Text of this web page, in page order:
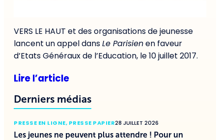
VERS LE HAUT et des organisations de jeunesse
lancent un appel dansLe Parisienen faveur
d’Etats Généraux de l’Education, le 10 juillet 2017.
Lire l’article
Derniers médias
PRESSE EN LIGNE, PRESSE PAPIER28 JUILLET 2026
Les jeunes ne peuvent plus attendre ! Pour un